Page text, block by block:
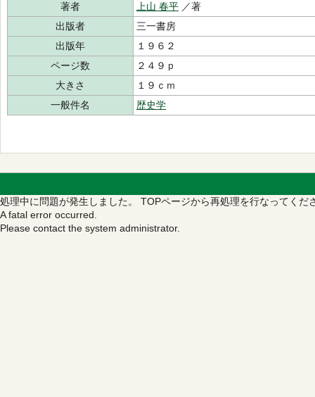
著者
上山 春平 ／著
出版者
三一書房
出版年
１９６２
ページ数
２４９ｐ
大きさ
１９ｃｍ
一般件名
歴史学
処理中に問題が発生しました。 TOPページから再処理を行なってくだ
A fatal error occurred.
Please contact the system administrator.